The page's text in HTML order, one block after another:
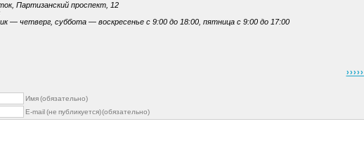
Партизанский проспект, 12
— четверг, суббота — воскресенье с 9:00 до 18:00, пятница с 9:00 до 17:00
›››››
Имя (обязательно)
E-mail (не публикуется) (обязательно)